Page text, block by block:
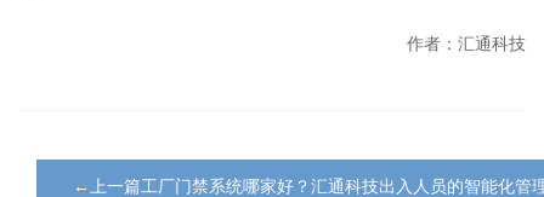
作者：汇通科技
←上一篇工厂门禁系统哪家好？汇通科技出入人员的智能化管